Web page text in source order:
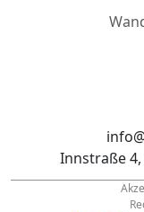
Innstraße